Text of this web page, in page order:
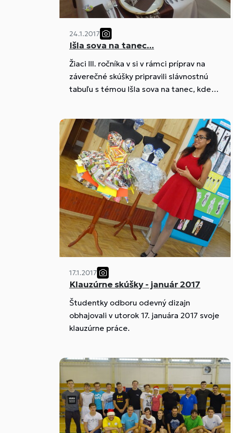
24.1.2017
Išla sova na tanec...
Žiaci III. ročníka v si v rámci príprav na
záverečné skúšky pripravili slávnostnú
tabuľu s témou Išla sova na tanec, kde si
zostavovanie menu.
17.1.2017
Klauzúrne skúšky - január 2017
Študentky odboru odevný dizajn
obhajovali v utorok 17. januára 2017 svoje
klauzúrne práce.